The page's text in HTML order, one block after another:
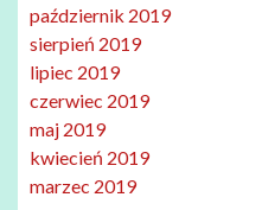
październik 2019
sierpień 2019
lipiec 2019
czerwiec 2019
maj 2019
kwiecień 2019
marzec 2019